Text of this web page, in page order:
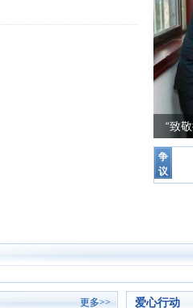
“致
争
议
更多>> 爱心行动